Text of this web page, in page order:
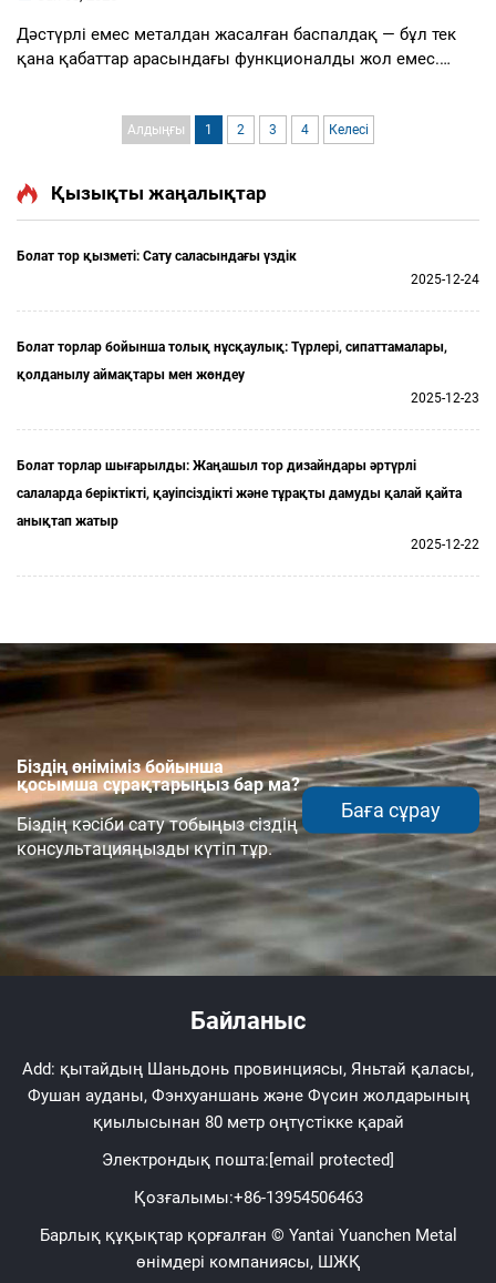
Дәстүрлі емес металдан жасалған баспалдақ — бұл тек
қана қабаттар арасындағы функционалды жол емес.
және материалдардың жүктеме әсерінен қалай
Алдыңғы 1 2 3 4 Келесі
Қызықты жаңалықтар
Болат тор қызметі: Сату саласындағы үздік
2025-12-24
Болат торлар бойынша толық нұсқаулық: Түрлері, сипаттамалары,
қолданылу аймақтары мен жөндеу
2025-12-23
Болат торлар шығарылды: Жаңашыл тор дизайндары әртүрлі
салаларда беріктікті, қауіпсіздікті және тұрақты дамуды қалай қайта
анықтап жатыр
2025-12-22
Біздің өніміміз бойынша
қосымша сұрақтарыңыз бар ма?
Біздің кәсіби сату тобыңыз сіздің
консультацияңызды күтіп тұр.
Баға сұрау
Байланыс
Add: қытайдың Шаньдонь провинциясы, Яньтай қаласы,
Фушан ауданы, Фэнхуаншань және Фүсин жолдарының
қиылысынан 80 метр оңтүстікке қарай
Электрондық пошта:[email protected]
Қозғалымы:+86-13954506463
Барлық құқықтар қорғалған © Yantai Yuanchen Metal
өнімдері компаниясы, ШЖҚ